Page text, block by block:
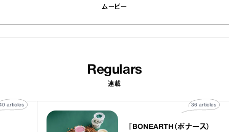
ムービー
Regulars
連載
『BONEARTH（ボナ